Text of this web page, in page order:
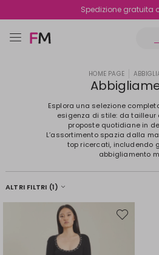
Reso facile e
Spedizione gratuita
HOME PAGE
Esplora una selezione
esigenza di stile: da
proposte quotidiane in
L’assortimento spazia dalla
top ricercati, includendo
abbigliamento
ALTRI FILTRI (1)
Sposta